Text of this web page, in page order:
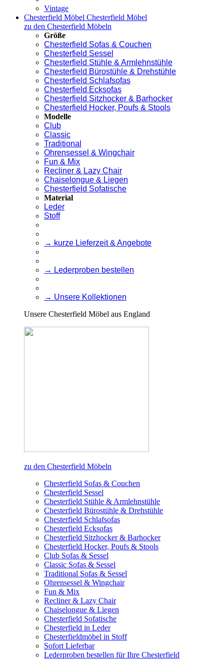
Vintage
Chesterfield Möbel Chesterfield Möbel
zu den Chesterfield Möbeln
Größe
Chesterfield Sofas & Couchen
Chesterfield Sessel
Chesterfield Stühle & Armlehnstühle
Chesterfield Bürostühle & Drehstühle
Chesterfield Schlafsofas
Chesterfield Ecksofas
Chesterfield Sitzhocker & Barhocker
Chesterfield Hocker, Poufs & Stools
Modelle
Club
Classic
Traditional
Ohrensessel & Wingchair
Fun & Mix
Recliner & Lazy Chair
Chaiselongue & Liegen
Chesterfield Sofatische
Material
Leder
Stoff
→ kurze Lieferzeit & Angebote
→ Lederproben bestellen
→ Unsere Kollektionen
Unsere Chesterfield Möbel aus England
zu den Chesterfield Möbeln
Chesterfield Sofas & Couchen
Chesterfield Sessel
Chesterfield Stühle & Armlehnstühle
Chesterfield Bürostühle & Drehstühle
Chesterfield Schlafsofas
Chesterfield Ecksofas
Chesterfield Sitzhocker & Barhocker
Chesterfield Hocker, Poufs & Stools
Club Sofas & Sessel
Classic Sofas & Sessel
Traditional Sofas & Sessel
Ohrensessel & Wingchair
Fun & Mix
Recliner & Lazy Chair
Chaiselongue & Liegen
Chesterfield Sofatische
Chesterfield in Leder
Chesterfieldmöbel in Stoff
Sofort Lieferbar
Lederproben bestellen für Ihre Chesterfield